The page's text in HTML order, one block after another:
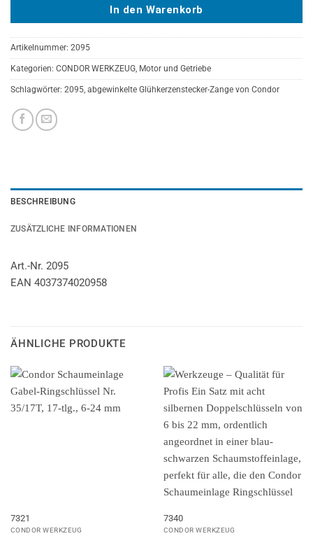
In den Warenkorb
Artikelnummer: 2095
Kategorien: CONDOR WERKZEUG, Motor und Getriebe
Schlagwörter: 2095, abgewinkelte Glühkerzenstecker-Zange von Condor
BESCHREIBUNG
ZUSÄTZLICHE INFORMATIONEN
Art.-Nr. 2095
EAN 4037374020958
ÄHNLICHE PRODUKTE
7321
CONDOR WERKZEUG
7340
CONDOR WERKZEUG